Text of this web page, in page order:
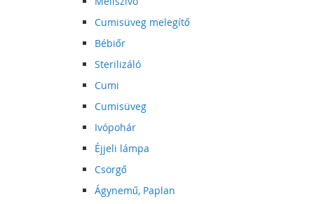
Cumisüveg melegítő
Bébiőr
Sterilizáló
Cumi
Cumisüveg
Ivópohár
Éjjeli lámpa
Csörgő
Ágynemű, Paplan